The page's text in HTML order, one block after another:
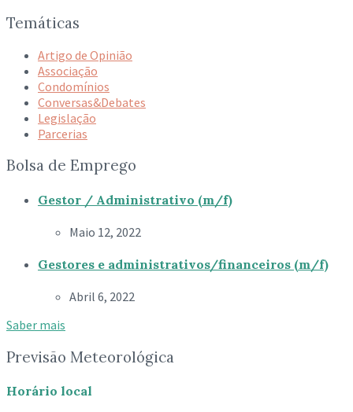
Temáticas
Artigo de Opinião
Associação
Condomínios
Conversas&Debates
Legislação
Parcerias
Bolsa de Emprego
Gestor / Administrativo (m/f)
Maio 12, 2022
Gestores e administrativos/financeiros (m/f)
Abril 6, 2022
Saber mais
Previsão Meteorológica
Horário local